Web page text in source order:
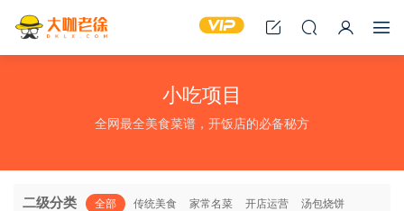
小吃项目
全网最全美食菜谱，开饭店的必备秘方
二级分类 全部 传统美食 家常名菜 开店运营
汤包烧饼